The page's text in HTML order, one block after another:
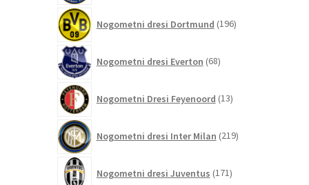
Nogometni dresi Dortmund 196izdelkov
Nogometni dresi Everton 68izdelkov
Nogometni Dresi Feyenoord 13izdelkov
Nogometni dresi Inter Milan 219izdelkov
Nogometni dresi Juventus 171izdelkov